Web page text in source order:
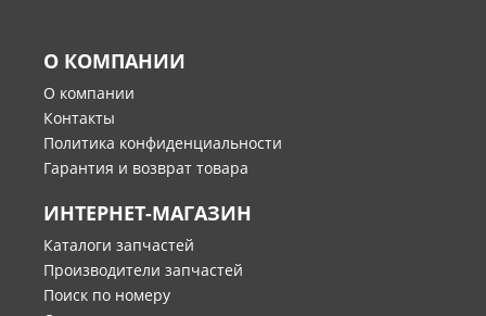
О КОМПАНИИ
О компании
Контакты
Политика конфиденциальности
Гарантия и возврат товара
ИНТЕРНЕТ-МАГАЗИН
Каталоги запчастей
Производители запчастей
Поиск по номеру